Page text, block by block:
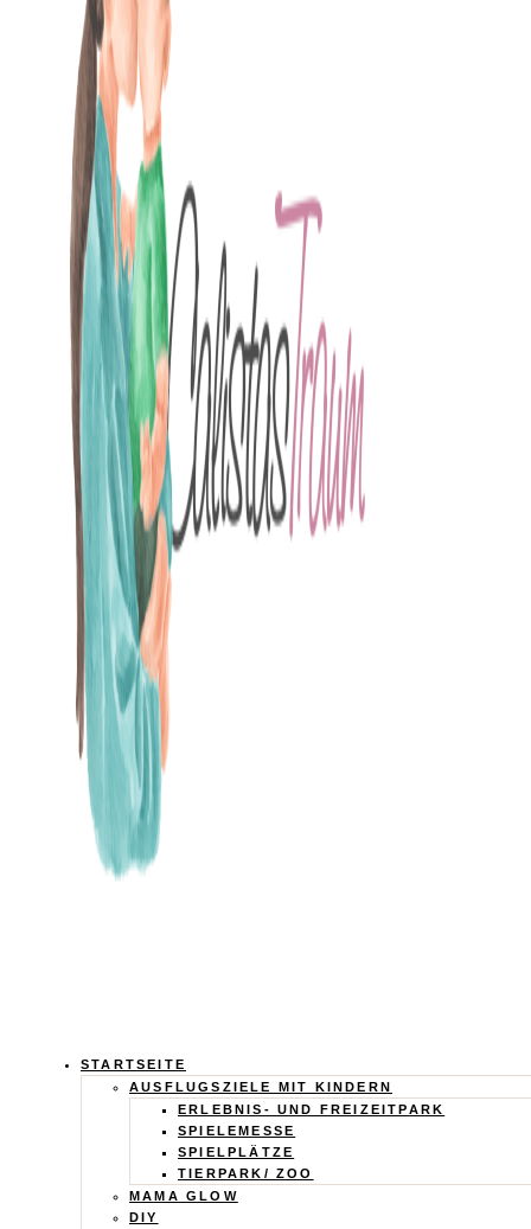
Calistas
Traum
STARTSEITE
AUSFLUGSZIELE MIT KINDERN
ERLEBNIS- UND FREIZEITPARK
SPIELEMESSE
SPIELPLÄTZE
TIERPARK/ ZOO
MAMA GLOW
DIY